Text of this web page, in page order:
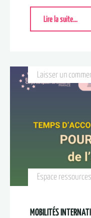
Lire la suite...
Espace ressources
Laisser un
MOBILITÉS